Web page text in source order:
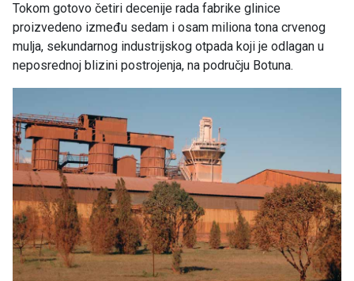
Tokom gotovo četiri decenije rada fabrike glinice
proizvedeno između sedam i osam miliona tona crvenog
mulja, sekundarnog industrijskog otpada koji je odlagan u
neposrednoj blizini postrojenja, na području Botuna.